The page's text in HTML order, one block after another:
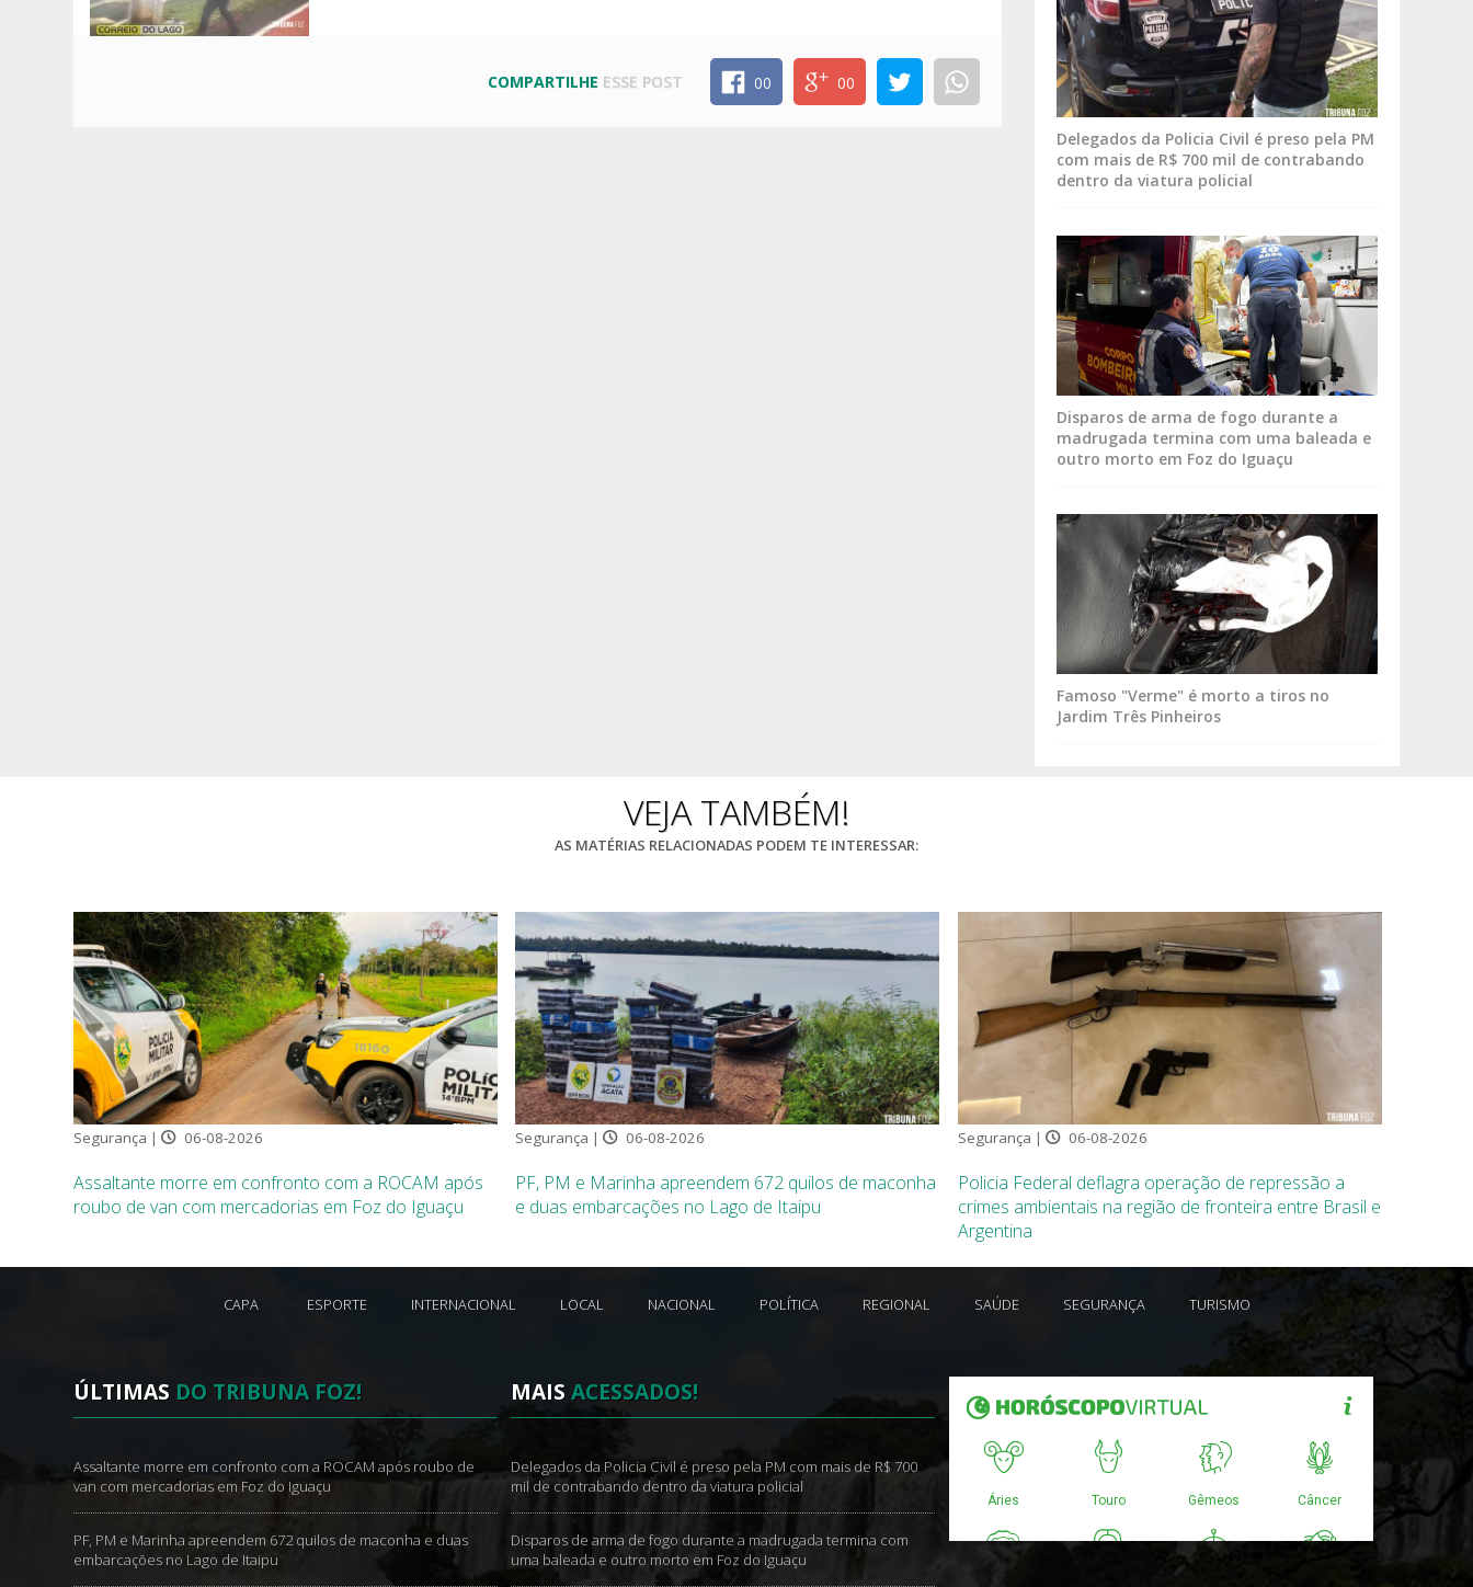
COMPARTILHE ESSE POST 00 00
Delegados da Policia Civil é preso pela PM
com mais de R$ 700 mil de contrabando
dentro da viatura policial
Disparos de arma de fogo durante a
madrugada termina com uma baleada e
outro morto em Foz do Iguaçu
Famoso "Verme" é morto a tiros no
Jardim Três Pinheiros
VEJA TAMBÉM!
AS MATÉRIAS RELACIONADAS PODEM TE INTERESSAR:
Segurança | 06-08-2026
Assaltante morre em confronto com a ROCAM após
roubo de van com mercadorias em Foz do Iguaçu
Segurança | 06-08-2026
PF, PM e Marinha apreendem 672 quilos de maconha
e duas embarcações no Lago de Itaipu
Segurança | 06-08-2026
Policia Federal deflagra operação de repressão a
crimes ambientais na região de fronteira entre Brasil e
Argentina
CAPA ESPORTE INTERNACIONAL LOCAL NACIONAL POLÍTICA REGIONAL SAÚDE SEGURANÇA TURISMO
ÚLTIMAS DO TRIBUNA FOZ!
Assaltante morre em confronto com a ROCAM após roubo de
van com mercadorias em Foz do Iguaçu
PF, PM e Marinha apreendem 672 quilos de maconha e duas
embarcações no Lago de Itaipu
MAISACESSADOS!
Delegados da Policia Civil é preso pela PM com mais de R$ 700
mil de contrabando dentro da viatura policial
Disparos de arma de fogo durante a madrugada termina com
uma baleada e outro morto em Foz do Iguaçu